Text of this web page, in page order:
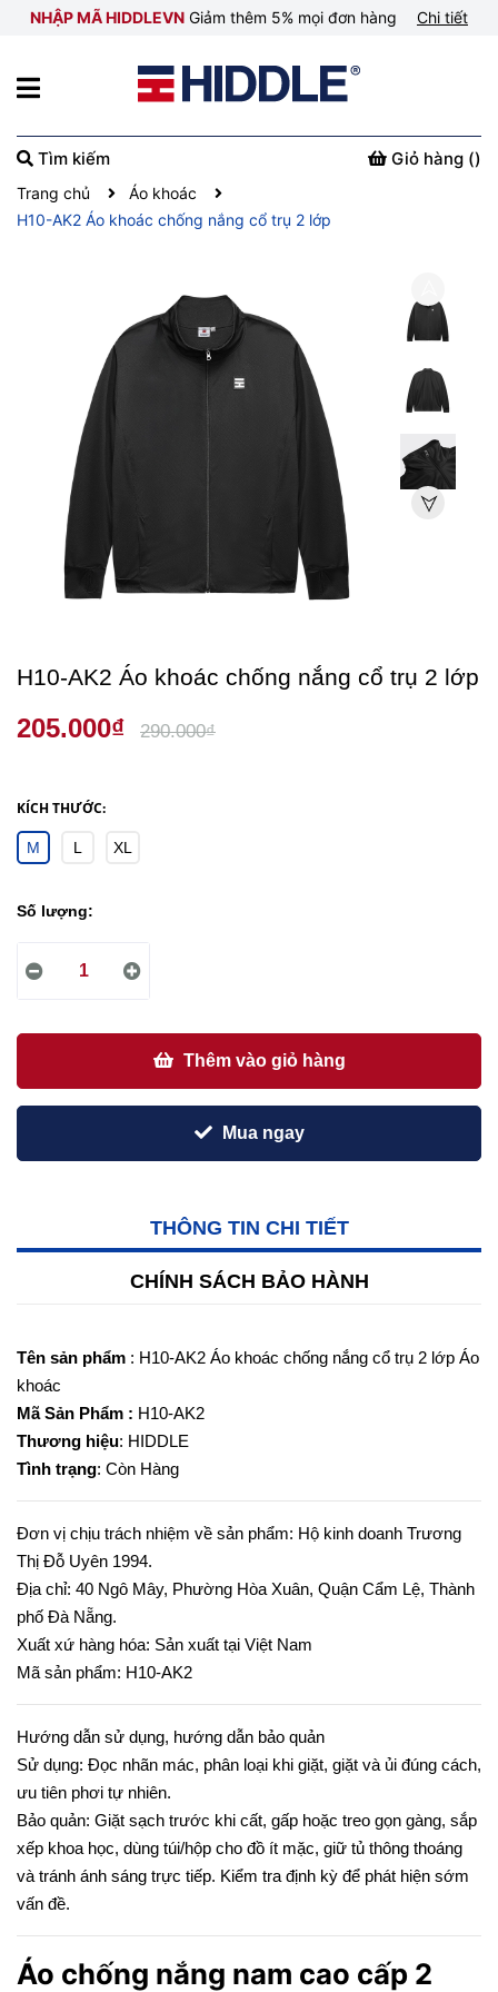
NHẬP MÃ HIDDLEVN Giảm thêm 5% mọi đơn hàng Chi tiết
Tìm kiếm Giỏ hàng ()
Trang chủ
Áo khoác
H10-AK2 Áo khoác chống nắng cổ trụ 2 lớp
H10-AK2 Áo khoác chống nắng cổ trụ 2 lớp
205.000₫ 290.000₫
KÍCH THƯỚC:
M L XL
Số lượng:
Thêm vào giỏ hàng
Mua ngay
THÔNG TIN CHI TIẾT
CHÍNH SÁCH BẢO HÀNH
Tên sản phẩm : H10-AK2 Áo khoác chống nắng cổ trụ 2 lớp Áo
khoác
Mã Sản Phẩm : H10-AK2
Thương hiệu: HIDDLE
Tình trạng: Còn Hàng
Đơn vị chịu trách nhiệm về sản phẩm: Hộ kinh doanh Trương
Thị Đỗ Uyên 1994.
Địa chỉ: 40 Ngô Mây, Phường Hòa Xuân, Quận Cẩm Lệ, Thành
phố Đà Nẵng.
Xuất xứ hàng hóa: Sản xuất tại Việt Nam
Mã sản phẩm: H10-AK2
Hướng dẫn sử dụng, hướng dẫn bảo quản
Sử dụng: Đọc nhãn mác, phân loại khi giặt, giặt và ủi đúng cách,
ưu tiên phơi tự nhiên.
Bảo quản: Giặt sạch trước khi cất, gấp hoặc treo gọn gàng, sắp
xếp khoa học, dùng túi/hộp cho đồ ít mặc, giữ tủ thông thoáng
và tránh ánh sáng trực tiếp. Kiểm tra định kỳ để phát hiện sớm
vấn đề.
Áo chống nắng nam cao cấp 2